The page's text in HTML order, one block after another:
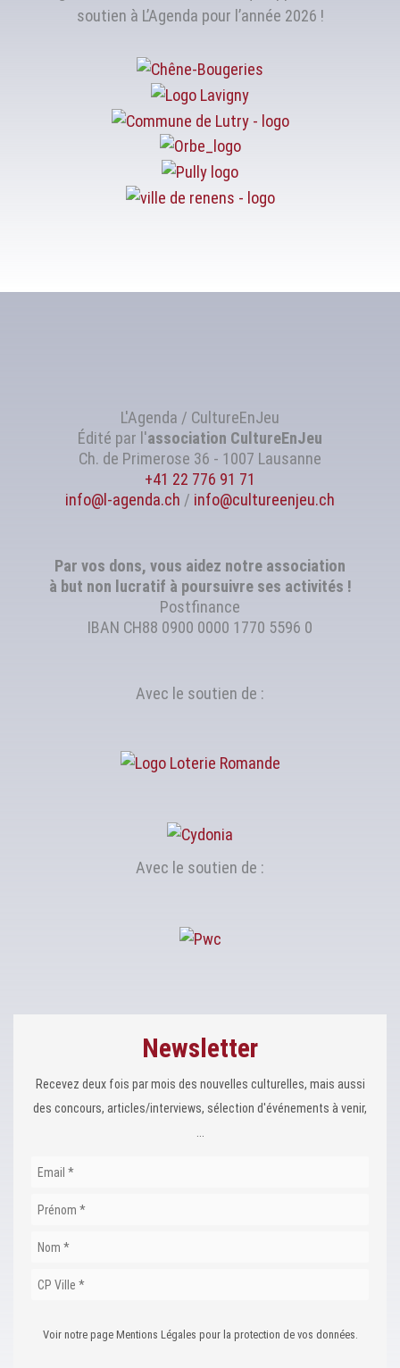
soutien à L’Agenda pour l’année 2026 !
L'Agenda / CultureEnJeu
Édité par l'association CultureEnJeu
Ch. de Primerose 36 - 1007 Lausanne
+41 22 776 91 71
info@l-agenda.ch / info@cultureenjeu.ch
Par vos dons, vous aidez notre association
à but non lucratif à poursuivre ses activités !
Postfinance
IBAN CH88 0900 0000 1770 5596 0
Avec le soutien de :
Avec le soutien de :
Newsletter
Recevez deux fois par mois des nouvelles culturelles, mais aussi
des concours, articles/interviews, sélection d'événements à venir,
Voir notre page Mentions Légales pour la protection de vos données.